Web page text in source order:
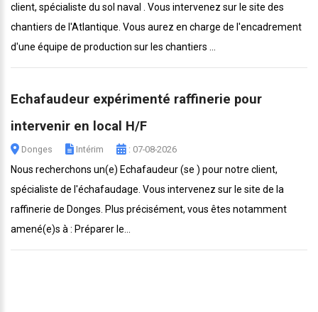
client, spécialiste du sol naval . Vous intervenez sur le site des
chantiers de l'Atlantique. Vous aurez en charge de l'encadrement
d'une équipe de production sur les chantiers ...
Echafaudeur expérimenté raffinerie pour
intervenir en local H/F
Donges Intérim : 07-08-2026
Nous recherchons un(e) Echafaudeur (se ) pour notre client,
spécialiste de l'échafaudage. Vous intervenez sur le site de la
raffinerie de Donges. Plus précisément, vous êtes notamment
amené(e)s à : Préparer le...